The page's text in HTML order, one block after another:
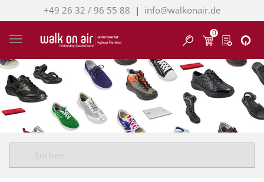
+49 26 32 / 96 55 88 | info@walkonair.de
Toggle navigation Finden
0